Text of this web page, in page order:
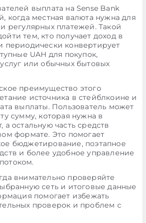
выплата на Sense Bank
когда местная валюта нужна для
регулярных платежей. Такой
тем, кто получает доход в
периодически конвертирует
UAH для покупок,
или обычных бытовых
преимущество этого
источника в стейблкоине и
выплаты. Пользователь может
сумму, которая нужна в
остальную часть средств
формате. Это помогает
бюджетирование, поэтапное
и более удобное управление
внимательно проверяйте
сеть и итоговые данные
помогает избежать
проверок и проблем с